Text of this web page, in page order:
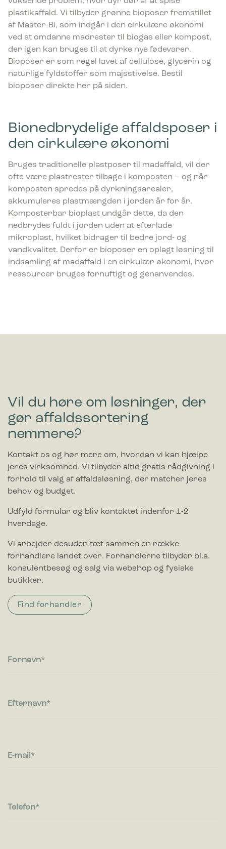
plastikaffald. Vi tilbyder grønne bioposer fremstillet
af Master-Bi, som indgår i den cirkulære økonomi
ved at omdanne madrester til biogas eller kompost,
der igen kan bruges til at dyrke nye fødevarer.
Bioposer er som regel lavet af cellulose, glycerin og
naturlige fyldstoffer som majsstivelse. Bestil
bioposer direkte her på siden.
Bionedbrydelige affaldsposer i
den cirkulære økonomi
Bruges traditionelle plastposer til madaffald, vil der
ofte være plastrester tilbage i komposten – og når
komposten spredes på dyrkningsarealer,
akkumuleres plastmængden i jorden år for år.
Komposterbar bioplast undgår dette, da den
nedbrydes fuldt i jorden uden at efterlade
mikroplast, hvilket bidrager til bedre jord- og
vandkvalitet. Derfor er bioposer en oplagt løsning til
indsamling af madaffald i en cirkulær økonomi, hvor
ressourcer bruges fornuftigt og genanvendes.
Vil du høre om løsninger, der
gør affaldssortering
nemmere?
Kontakt os og hør mere om, hvordan vi kan hjælpe
jeres virksomhed. Vi tilbyder altid gratis rådgivning i
forhold til valg af affaldsløsning, der matcher jeres
behov og budget.
Udfyld formular og bliv kontaktet indenfor 1-2
hverdage.
Vi arbejder desuden tæt sammen en række
forhandlere landet over. Forhandlerne tilbyder bl.a.
konsulentbesøg og salg via webshop og fysiske
butikker.
Find forhandler
Fornavn
Efternavn
E-mail
Telefon